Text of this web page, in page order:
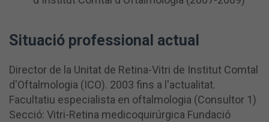
Situació professional actual
Director de la Unitat de Retina-Vitri de Institut Comtal
d'Oftalmologia (ICO). 2003 fins a l'actualitat.
Facultatiu especialista en oftalmologia (Consultor 1)
Secció: Vitri-Retina medicoquirúrgica Fundació